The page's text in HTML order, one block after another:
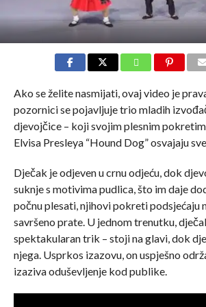
Ako se želite nasmijati, ovaj video je
pozornici se pojavljuje trio mladih
djevojčice – koji svojim plesnim
Elvisa Presleya “Hound Dog” osvajaju
Dječak je odjeven u crnu odjeću, dok
suknje s motivima pudlica, što im daje
počnu plesati, njihovi pokreti podsjećaju
savršeno prate. U jednom trenutku,
spektakularan trik – stoji na glavi, dok
njega. Usprkos izazovu, on uspješno
izaziva oduševljenje kod publike.